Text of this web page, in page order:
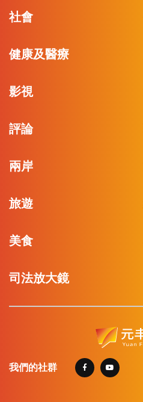
社會
健康及醫療
影視
評論
兩岸
旅遊
美食
司法放大鏡
我們的社群